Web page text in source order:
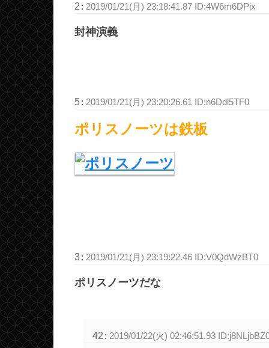
2 : 2019/01/21(月) 23:18:41.87 ID:4W6m6DPix
封神演義
5: 2019/01/21(月) 23:20:26.61 ID:n6Ddl5TF0
ポリスノーツは鉄板
3: 2019/01/21(月) 23:19:22.46 ID:V0QdWzBT0
ポリスノーツだな
42 : 2019/01/22(火) 02:46:51.93